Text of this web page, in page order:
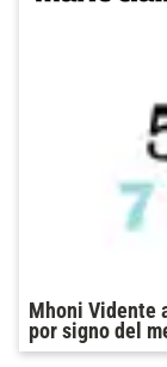
Mhoni Vidente
por signo del